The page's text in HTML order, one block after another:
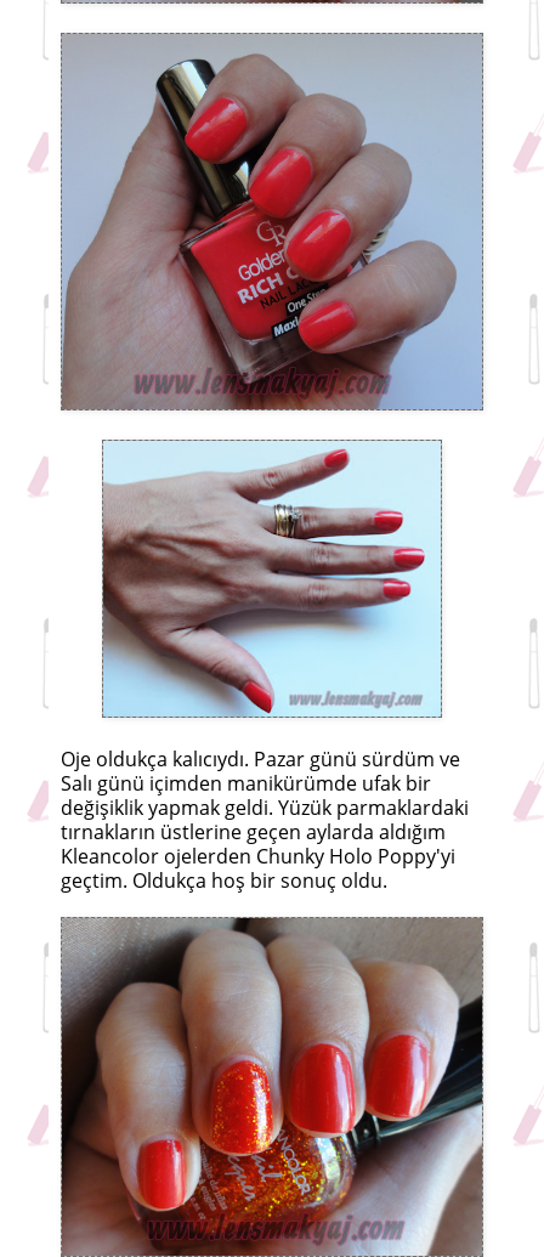
Oje oldukça kalıcıydı. Pazar günü sürdüm ve
Salı günü içimden manikürümde ufak bir
değişiklik yapmak geldi. Yüzük parmaklardaki
tırnakların üstlerine geçen aylarda aldığım
Kleancolor ojelerden Chunky Holo Poppy'yi
geçtim. Oldukça hoş bir sonuç oldu.